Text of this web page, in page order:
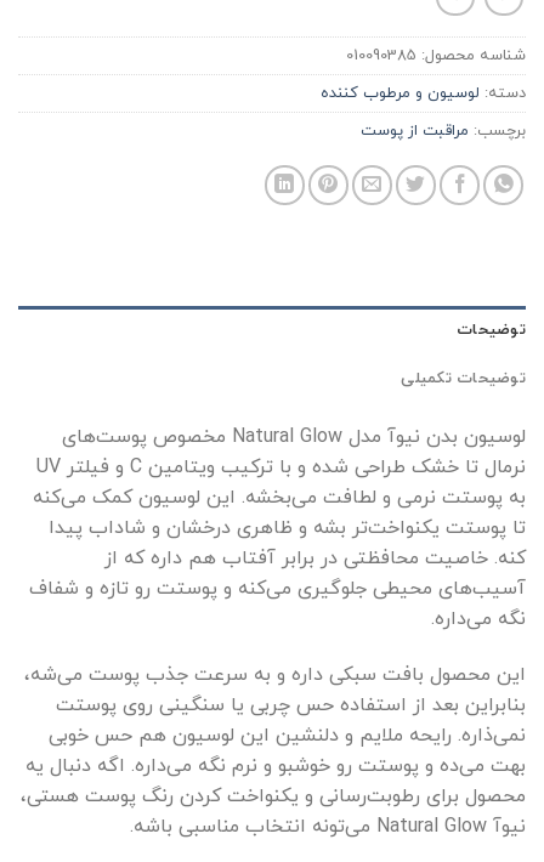
شناسه محصول: 010090385
دسته: لوسیون و مرطوب کننده
برچسب: مراقبت از پوست
توضیحات
توضیحات تکمیلی
لوسیون بدن نیوآ مدل Natural Glow مخصوص پوست‌های
نرمال تا خشک طراحی شده و با ترکیب ویتامین C و فیلتر UV
به پوستت نرمی و لطافت می‌بخشه. این لوسیون کمک می‌کنه
تا پوستت یکنواخت‌تر بشه و ظاهری درخشان و شاداب پیدا
کنه. خاصیت محافظتی در برابر آفتاب هم داره که از
آسیب‌های محیطی جلوگیری می‌کنه و پوستت رو تازه و شفاف
نگه می‌داره.
این محصول بافت سبکی داره و به سرعت جذب پوست می‌شه،
بنابراین بعد از استفاده حس چربی یا سنگینی روی پوستت
نمی‌ذاره. رایحه ملایم و دلنشین این لوسیون هم حس خوبی
بهت می‌ده و پوستت رو خوشبو و نرم نگه می‌داره. اگه دنبال یه
محصول برای رطوبت‌رسانی و یکنواخت کردن رنگ پوست هستی،
نیوآ Natural Glow می‌تونه انتخاب مناسبی باشه.